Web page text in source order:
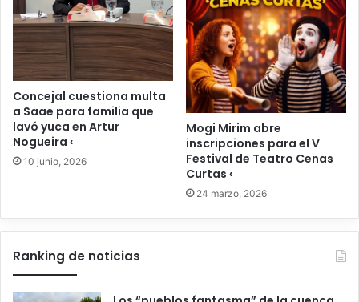
Concejal cuestiona multa
a Saae para familia que
lavó yuca en Artur
Nogueira ‹
10 junio, 2026
Mogi Mirim abre
inscripciones para el V
Festival de Teatro Cenas
Curtas ‹
24 marzo, 2026
Ranking de noticias